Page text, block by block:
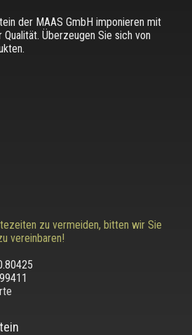
der MAAS GmbH imponieren mit
Überzeugen Sie sich von
zu vermeiden, bitten wir Sie
vereinbaren!